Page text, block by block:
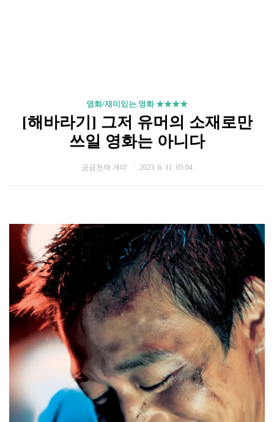
영화/재미있는 영화 ★★★★
[해바라기] 그저 유머의 소재로만
쓰일 영화는 아니다
궁금천재 개미 2023. 6. 11. 05:04